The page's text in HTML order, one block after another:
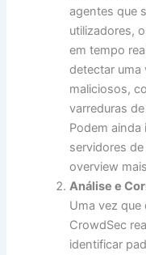
agentes que
utilizadores,
em tempo
detectar uma
maliciosos,
varreduras
Podem ainda
servidores
overview
Análise e
Uma vez
CrowdSec
identificar